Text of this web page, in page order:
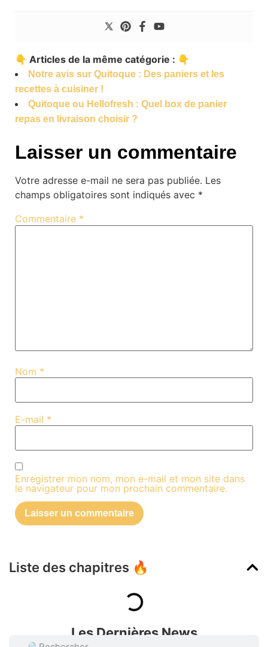
Liste des chapitres 🔥
👇 Articles de la même catégorie : 👇
Notre avis sur Quitoque : Des paniers et les
recettes à cuisiner !
Quitoque ou Hellofresh : Quel box de panier
repas en livraison choisir ?
Laisser un commentaire
Votre adresse e-mail ne sera pas publiée. Les
champs obligatoires sont indiqués avec *
Commentaire *
Nom *
E-mail *
Enregistrer mon nom, mon e-mail et mon site dans
le navigateur pour mon prochain commentaire.
Les Dernières News